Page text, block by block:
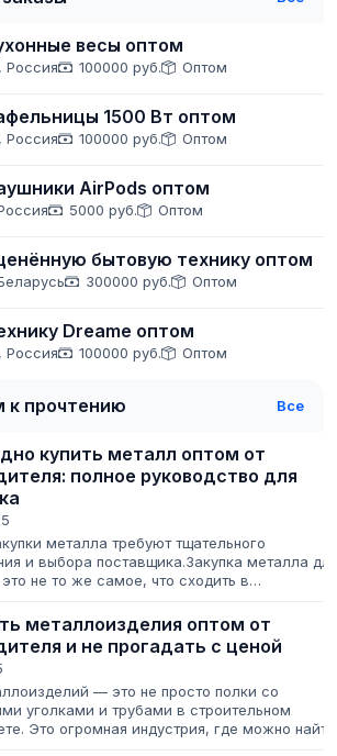
весы оптом
Россия 100000 руб. Оптом
1500 Вт оптом
Россия 100000 руб. Оптом
AirPods оптом
5000 руб. Оптом
бытовую технику оптом
300000 руб. Оптом
Dreame оптом
Россия 100000 руб. Оптом
к прочтению Все
купить металл оптом от
полное руководство для
металла требуют тщательного
и выбора поставщика.Закупка металла для
не то же самое, что сходить в
крупные суммы, сроки проектов...
металлоизделия оптом от
и не прогадать с ценой
— это не просто полки со
уголками и трубами в строительном
Это огромная индустрия, где можно найти